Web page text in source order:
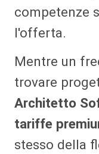
competenze
l'offerta.
Mentre un
trovare
Architetto
tariffe
stesso della